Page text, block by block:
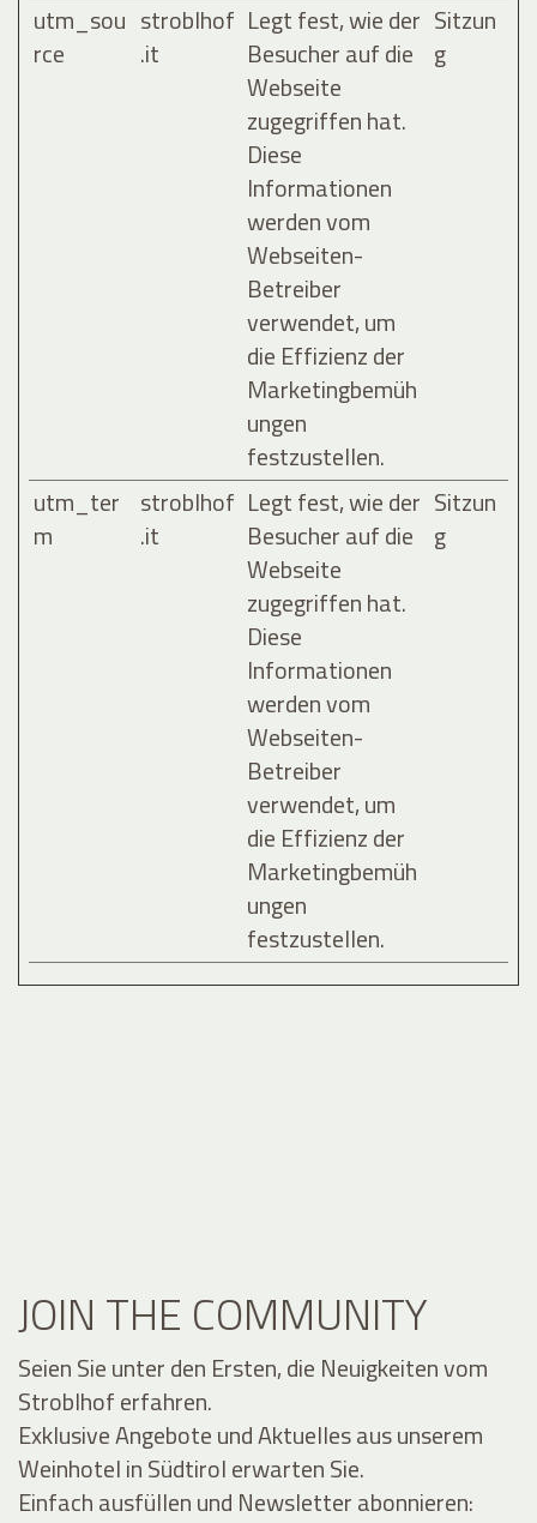
utm_sou
rce
stroblhof
.it
Legt fest, wie der
Besucher auf die
Webseite
zugegriffen hat.
Diese
Informationen
werden vom
Webseiten-
Betreiber
verwendet, um
die Effizienz der
Marketingbemüh
ungen
festzustellen.
Sitzun
g
utm_ter
m
stroblhof
.it
Legt fest, wie der
Besucher auf die
Webseite
zugegriffen hat.
Diese
Informationen
werden vom
Webseiten-
Betreiber
verwendet, um
die Effizienz der
Marketingbemüh
ungen
festzustellen.
Sitzun
g
JOIN THE COMMUNITY
Seien Sie unter den Ersten, die Neuigkeiten vom
Stroblhof erfahren.
Exklusive Angebote und Aktuelles aus unserem
Weinhotel in Südtirol erwarten Sie.
Einfach ausfüllen und Newsletter abonnieren: